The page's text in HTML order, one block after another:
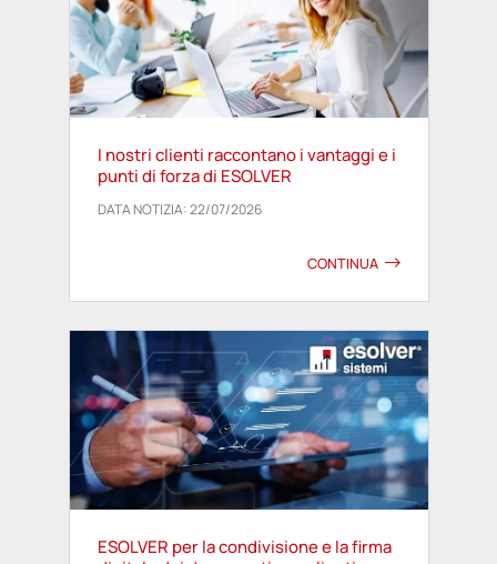
I nostri clienti raccontano i vantaggi e i
punti di forza di ESOLVER
DATA NOTIZIA: 22/07/2026
CONTINUA
ESOLVER per la condivisione e la firma